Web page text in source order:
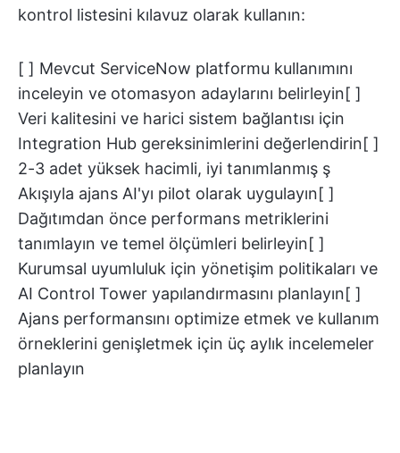
kontrol listesini kılavuz olarak kullanın:
[ ] Mevcut ServiceNow platformu kullanımını
inceleyin ve otomasyon adaylarını belirleyin[ ]
Veri kalitesini ve harici sistem bağlantısı için
Integration Hub gereksinimlerini değerlendirin[ ]
2-3 adet yüksek hacimli, iyi tanımlanmış ş
Akışıyla ajans AI'yı pilot olarak uygulayın[ ]
Dağıtımdan önce performans metriklerini
tanımlayın ve temel ölçümleri belirleyin[ ]
Kurumsal uyumluluk için yönetişim politikaları ve
AI Control Tower yapılandırmasını planlayın[ ]
Ajans performansını optimize etmek ve kullanım
örneklerini genişletmek için üç aylık incelemeler
planlayın